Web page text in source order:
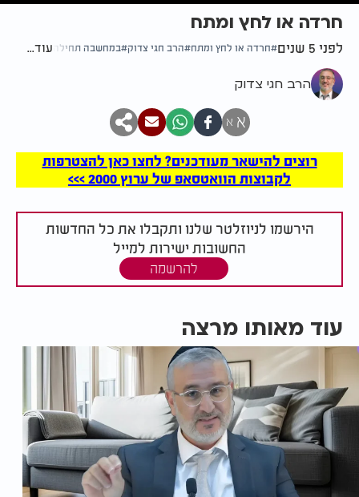
חרדה או לחץ ומתח
לפני 5 שנים חרדה או לחץ ומתח הרב חגי צדוק במחשבה תחילה עוד...
הרב חגי צדוק
א א
רוצים להישאר מעודכנים? לחצו כאן להצטרפות
לקבוצות הוואטסאפ של ערוץ 2000 >>>
הירשמו לניוזלטר שלנו ותקבלו את כל החדשות
החשובות ישירות למייל
להרשמה
עוד מאותו מרצה